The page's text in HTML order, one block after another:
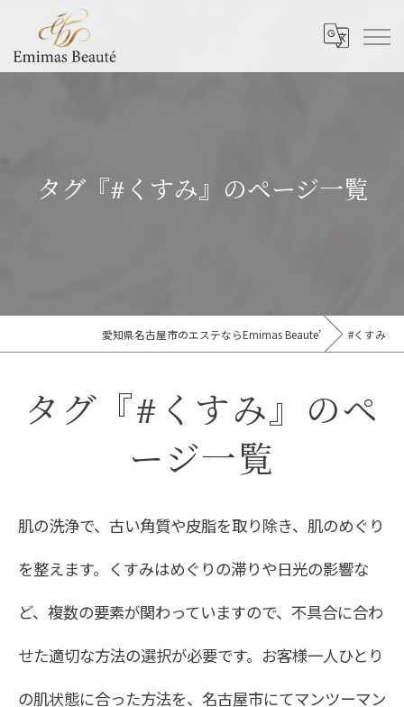
タグ『#くすみ』のページ一覧
愛知県名古屋市のエステならEmimas Beaute’ #くすみ
タグ『#くすみ』のペ
ージ一覧
肌の洗浄で、古い角質や皮脂を取り除き、肌のめぐり
を整えます。くすみはめぐりの滞りや日光の影響な
ど、複数の要素が関わっていますので、不具合に合わ
せた適切な方法の選択が必要です。お客様一人ひとり
の肌状態に合った方法を、名古屋市にてマンツーマン